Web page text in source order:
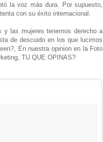
la voz más dura. Por supuesto,
con su éxito internacional.
y las mujeres tenemos derecho a
de descuido en los que lucimos
En nuestra opinion en la Foto
TU QUE OPINAS?